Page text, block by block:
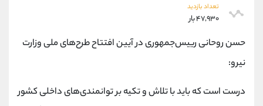
تعداد بازدید
۴۷,۹۳۰ بار
حسن روحانی رییس‌جمهوری در آیین افتتاح طرح‌های ملی وزارت
نیرو:
درست است که باید با تلاش و تکیه بر توانمندی‌های داخلی کشور
اطلاعات تماس (دفتر فروش)
021-22021030
بدون پیش شماره
کانال تلگرام @alirezamehrabi_com